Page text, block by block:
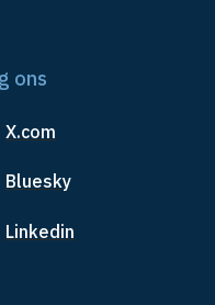
ons
X.com
Bluesky
Linkedin